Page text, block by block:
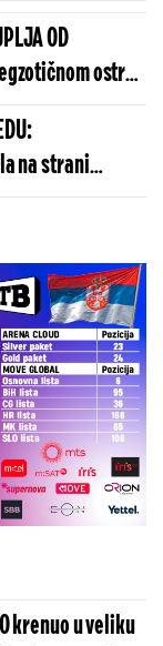
OD
ostrvu
u Budvi
na strani
krenuo u veliku